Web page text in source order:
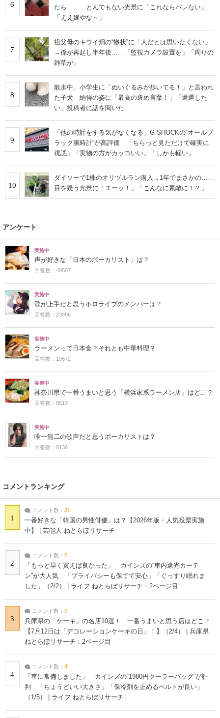
6
たら…… とんでもない光景に「これならバレない」
「ええ嫁やな～」
7
祖父母のキウイ畑の“惨状”に「人だとは思いたくない」
→孫が再起し半年後……「監視カメラ設置を」「周りの
雑草が」
8
散歩中、小学生に「ぬいぐるみが歩いてる！」と言われ
た子犬 納得の姿に「最高の褒め言葉！」「遭遇した
い」投稿者に話を聞いた
9
「他の時計をする気がなくなる」G-SHOCKの“オールブ
ラック腕時計”が高評価 「ちらっと見ただけで確実に
視認」「実物の方がカッコいい」「しかも軽い」
10
ダイソーで1株のオリヅルラン購入→1年でまさかの……
目を疑う光景に「エーッ！」「こんなに素敵に！？」
アンケート
実施中
声が好きな「日本のボーカリスト」は？
回答数：49567
実施中
歌が上手だと思うホロライブのメンバーは？
回答数：23896
実施中
ラーメンって日本食？それとも中華料理？
回答数：19672
実施中
神奈川県で一番うまいと思う「横浜家系ラーメン店」はどこ？
回答数：8513
実施中
唯一無二の歌声だと思うボーカリストは？
回答数：8136
コメントランキング
1
コメント数： 21
一番好きな「韓国の男性俳優」は？【2026年版・人気投票実施
中】 | 芸能人 ねとらぼリサーチ
2
コメント数： 7
「もっと早く買えば良かった」 カインズの“車内遮光カーテ
ン”が大人気 「プライバシーも保てて安心」「ぐっすり眠れま
した」（2/2） | ライフ ねとらぼリサーチ：2ページ目
3
コメント数： 7
兵庫県の「ケーキ」の名店10選！ 一番うまいと思う店はどこ？
【7月12日は「デコレーションケーキの日」！】（2/4） | 兵庫県
ねとらぼリサーチ：2ページ目
4
コメント数： 4
「車に常備しました」 カインズの“1980円クーラーバッグ”が評
判 「ちょうどいい大きさ」「保冷剤を止めるベルトが良い」
（1/5） | ライフ ねとらぼリサーチ